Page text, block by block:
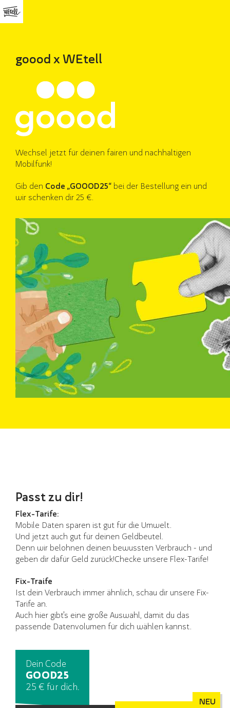
goood x WEtell
Wechsel jetzt für deinen fairen und nachhaltigen
Mobilfunk!
Gib den Code „GOOOD25“ bei der Bestellung ein und
wir schenken dir 25 €.
Passt zu dir!
Flex-Tarife:
Mobile Daten sparen ist gut für die Umwelt.
Und jetzt auch gut für deinen Geldbeutel.
Denn wir belohnen deinen bewussten Verbrauch - und
geben dir dafür Geld zurück!Checke unsere Flex-Tarife!
Fix-Traife
Ist dein Verbrauch immer ähnlich, schau dir unsere Fix-
Tarife an.
Auch hier gibt's eine große Auswahl, damit du das
passende Datenvolumen für dich wählen kannst.
Dein Code
GOOD25
25 € für dich.